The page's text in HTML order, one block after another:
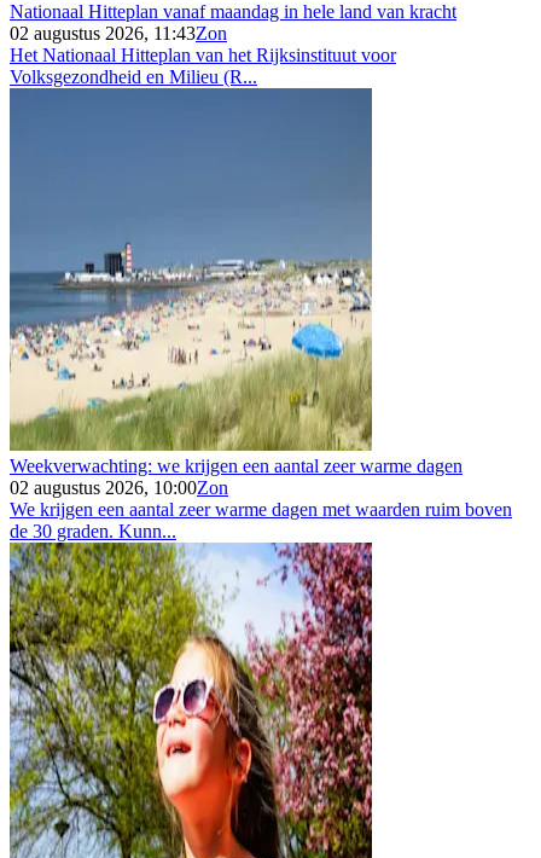
Nationaal Hitteplan vanaf maandag in hele land van kracht
02 augustus 2026, 11:43Zon
Het Nationaal Hitteplan van het Rijksinstituut voor
Volksgezondheid en Milieu (R...
Weekverwachting: we krijgen een aantal zeer warme dagen
02 augustus 2026, 10:00Zon
We krijgen een aantal zeer warme dagen met waarden ruim boven
de 30 graden. Kunn...